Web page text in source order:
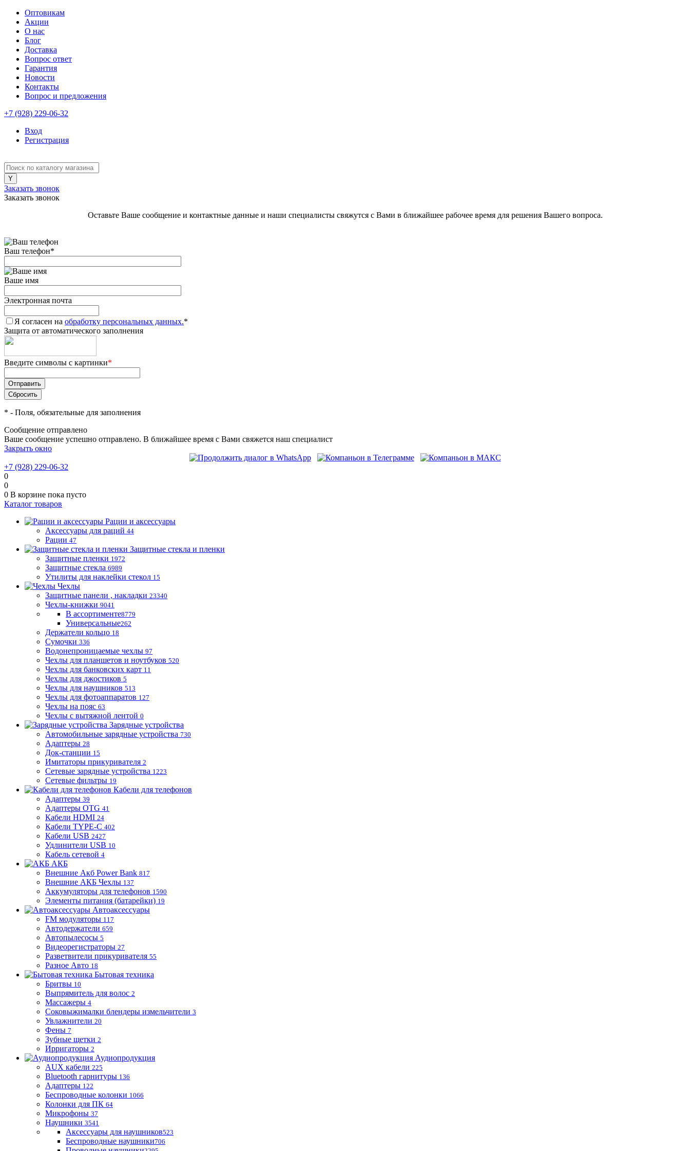
Оптовикам
Акции
О нас
Блог
Доставка
Вопрос ответ
Гарантия
Новости
Контакты
Вопрос и предложения
+7 (928) 229-06-32
Вход
Регистрация
Заказать звонок
Заказать звонок
Оставьте Ваше сообщение и контактные данные и наши специалисты свяжутся с Вами в ближайшее рабочее время для решения Вашего вопроса.
Ваш телефон*
Ваше имя
Электронная почта
Я согласен на обработку персональных данных.*
Защита от автоматического заполнения
Введите символы с картинки*
* - Поля, обязательные для заполнения
Сообщение отправлено
Ваше сообщение успешно отправлено. В ближайшее время с Вами свяжется наш специалист
Закрыть окно
+7 (928) 229-06-32
0
0
0 В корзине пока пусто
Каталог товаров
Рации и аксессуары
Аксессуары для раций 44
Рации 47
Защитные стекла и пленки
Защитные пленки 1972
Защитные стекла 6989
Утилиты для наклейки стекол 15
Чехлы
Защитные панели , накладки 23340
Чехлы-книжки 9041
В ассортименте8779
Универсальные262
Держатели кольцо 18
Сумочки 336
Водонепроницаемые чехлы 97
Чехлы для планшетов и ноутбуков 520
Чехлы для банковских карт 11
Чехлы для джостиков 5
Чехлы для наушников 513
Чехлы для фотоаппаратов 127
Чехлы на пояс 63
Чехлы с вытяжной лентой 0
Зарядные устройства
Автомобильные зарядные устройства 730
Адаптеры 28
Док-станции 15
Имитаторы прикуривателя 2
Сетевые зарядные устройства 1223
Сетевые фильтры 19
Кабели для телефонов
Адаптеры 39
Адаптеры OTG 41
Кабели HDMI 24
Кабели TYPE-C 402
Кабели USB 2427
Удлинители USB 10
Кабель сетевой 4
АКБ
Внешние Акб Power Bank 817
Внешние АКБ Чехлы 137
Аккумуляторы для телефонов 1590
Элементы питания (батарейки) 19
Автоаксессуары
FM модуляторы 117
Автодержатели 659
Автопылесосы 5
Видеорегистраторы 27
Разветвители прикуривателя 55
Разное Авто 18
Бытовая техника
Бритвы 10
Выпрямитель для волос 2
Массажеры 4
Соковыжималки блендеры измельчители 3
Увлажнители 20
Фены 7
Зубные щетки 2
Ирригаторы 2
Аудиопродукция
AUX кабели 225
Bluetooth гарнитуры 136
Адаптеры 122
Беспроводные колонки 1066
Колонки для ПК 64
Микрофоны 37
Наушники 3541
Аксессуары для наушников523
Беспроводные наушники706